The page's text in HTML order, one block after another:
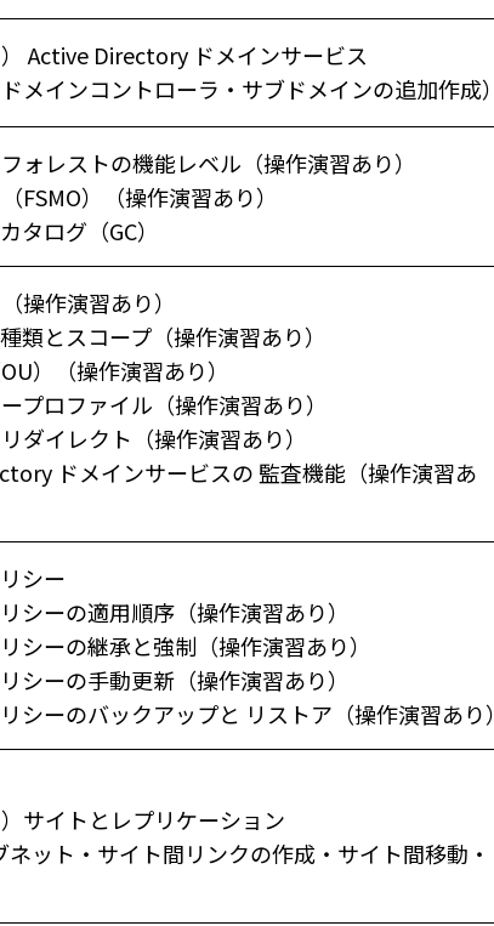
Active Directory ドメインサービス
ドメインコントローラ・サブドメインの追加作成）
ォレストの機能レベル（操作演習あり）
FSMO）（操作演習あり）
タログ（GC）
操作演習あり）
類とスコープ（操作演習あり）
）（操作演習あり）
プロファイル（操作演習あり）
ダイレクト（操作演習あり）
ドメインサービスの 監査機能（操作演習あ
シー
シーの適用順序（操作演習あり）
シーの継承と強制（操作演習あり）
シーの手動更新（操作演習あり）
シーのバックアップと リストア（操作演習あり）
サイトとレプリケーション
ネット・サイト間リンクの作成・サイト間移動・